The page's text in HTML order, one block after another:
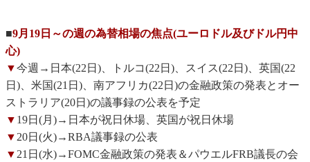
■9月19日～の週の為替相場の焦点(ユーロドル及びドル円中
心)
▼今週→日本(22日)、トルコ(22日)、スイス(22日)、英国(22
日)、米国(21日)、南アフリカ(22日)の金融政策の発表とオー
ストラリア(20日)の議事録の公表を予定
▼ 19日(月)→日本が祝日休場、英国が祝日休場
▼20日(火)→RBA議事録の公表
▼21日(水)→FOMC金融政策の発表＆パウエルFRB議長の会